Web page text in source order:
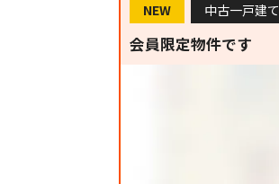
NEW 中古一戸建て
会員限定物件です